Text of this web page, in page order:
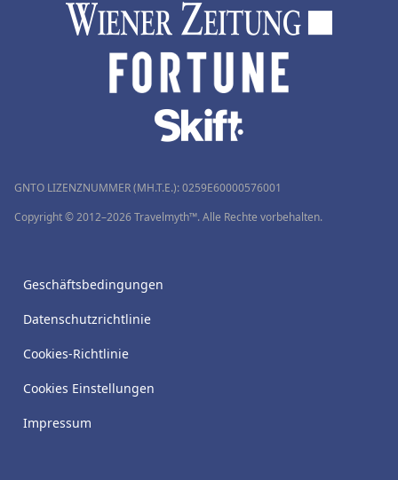
GNTO LIZENZNUMMER (MH.T.E.): 0259Ε60000576001
Copyright © 2012–2026 Travelmyth™. Alle Rechte vorbehalten.
Geschäftsbedingungen
Datenschutzrichtlinie
Cookies-Richtlinie
Cookies Einstellungen
Impressum